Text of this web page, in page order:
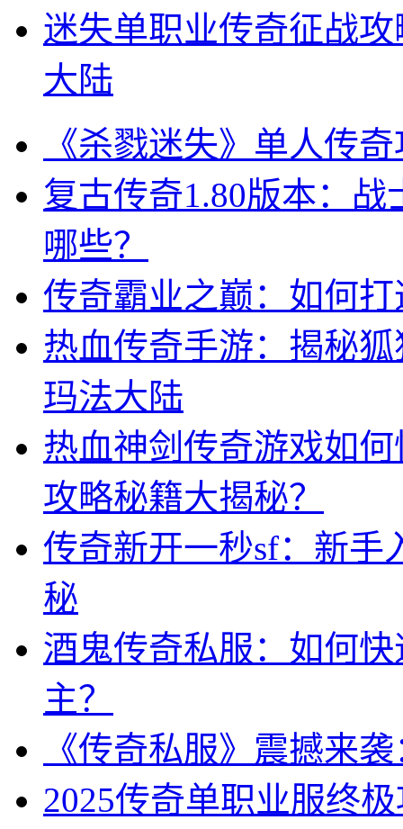
迷失单职业传奇征战
大陆
《杀戮迷失》单人传
复古传奇1.80版本：
哪些？
传奇霸业之巅：如何
热血传奇手游：揭秘
玛法大陆
热血神剑传奇游戏如
攻略秘籍大揭秘？
传奇新开一秒sf：新手
秘
酒鬼传奇私服：如何
主？
《传奇私服》震撼来
2025传奇单职业服终